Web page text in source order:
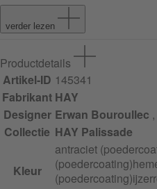
verder lezen
Productdetails
Artikel-ID 145341
Fabrikant HAY
Designer Erwan Bouroullec ,
Collectie HAY Palissade
Kleur
antraciet
(poedercoating)
(poedercoating)